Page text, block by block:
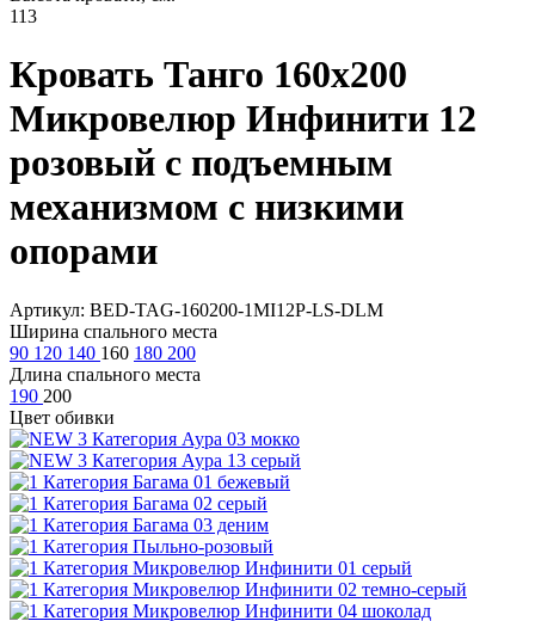
113
Кровать Танго 160х200
Микровелюр Инфинити 12
розовый с подъемным
механизмом с низкими
опорами
Артикул: BED-TAG-160200-1MI12P-LS-DLM
Ширина спального места
90 120 140 160 180 200
Длина спального места
190 200
Цвет обивки